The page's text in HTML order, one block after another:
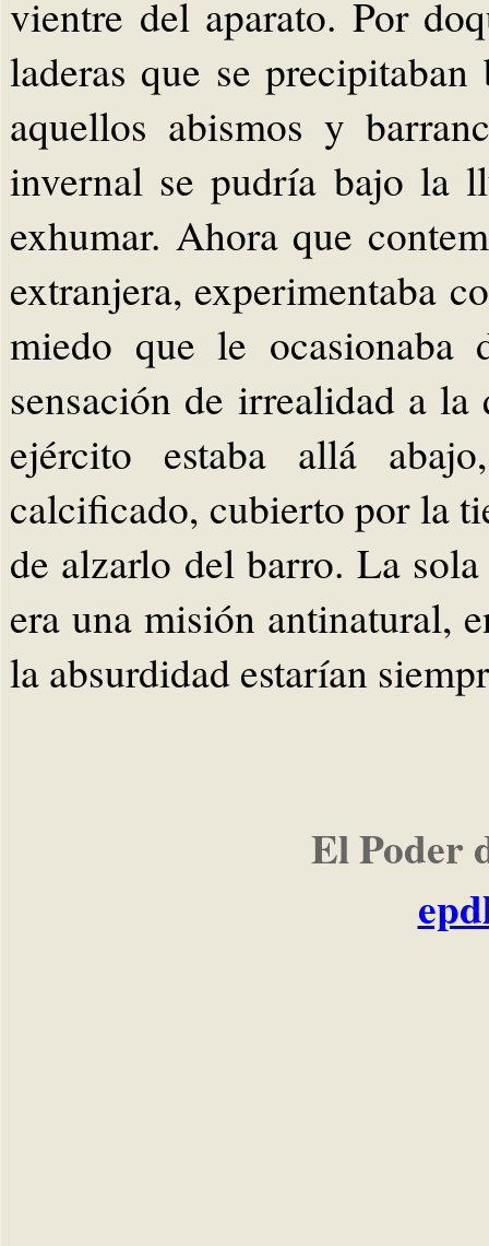
vientre del aparato. Por
laderas que se
aquellos abismos y
invernal se pudría bajo la
exhumar. Ahora que
extranjera, experimentaba
miedo que le ocasionaba
sensación de irrealidad a
ejército estaba allá
calcificado, cubierto por la
de alzarlo del barro. La
era una misión antinatural,
la absurdidad estarían
El Poder